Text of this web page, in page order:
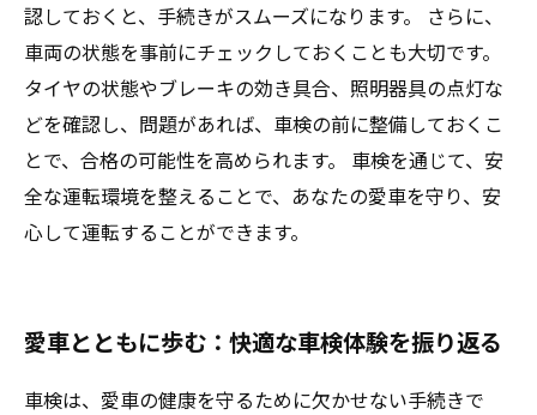
認しておくと、手続きがスムーズになります。 さらに、
車両の状態を事前にチェックしておくことも大切です。
タイヤの状態やブレーキの効き具合、照明器具の点灯な
どを確認し、問題があれば、車検の前に整備しておくこ
とで、合格の可能性を高められます。 車検を通じて、安
全な運転環境を整えることで、あなたの愛車を守り、安
心して運転することができます。
愛車とともに歩む：快適な車検体験を振り返る
車検は、愛車の健康を守るために欠かせない手続きで